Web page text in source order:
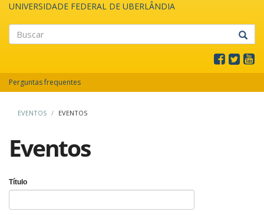
UNIVERSIDADE FEDERAL DE UBERLÂNDIA
Perguntas frequentes
EVENTOS EVENTOS
Eventos
Título